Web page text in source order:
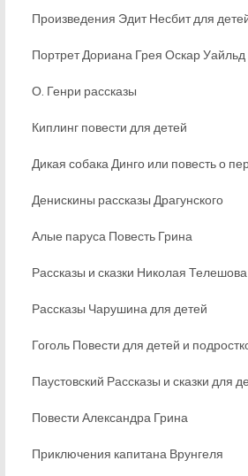
Произведения Эдит Несбит для
Портрет Дориана Грея Оскар Уайльд
О. Генри рассказы
Киплинг повести для детей
Дикая собака Динго или повесть о
Денискины рассказы Драгунского
Алые паруса Повесть Грина
Рассказы и сказки Николая Телешова
Рассказы Чарушина для детей
Гоголь Повести для детей и
Паустовский Рассказы и сказки для
Повести Александра Грина
Приключения капитана Врунгеля